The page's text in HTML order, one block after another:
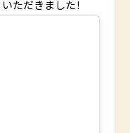
ただきました！